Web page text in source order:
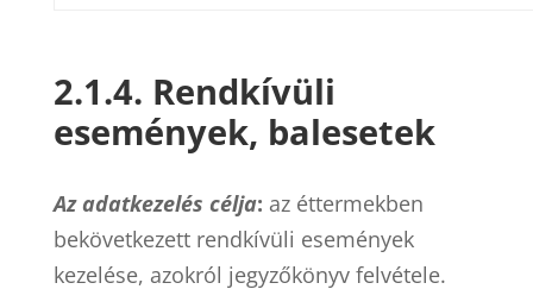
2.1.4. Rendkívüli
események, balesetek
Az adatkezelés célja: az éttermekben
bekövetkezett rendkívüli események
kezelése, azokról jegyzőkönyv felvétele.